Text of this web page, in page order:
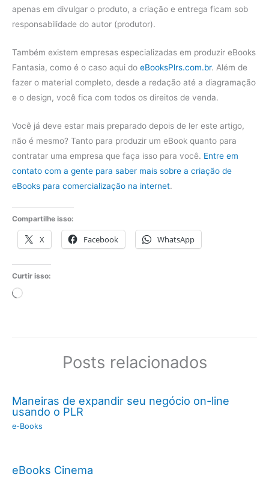
apenas em divulgar o produto, a criação e entrega ficam sob
responsabilidade do autor (produtor).
Também existem empresas especializadas em produzir eBooks
Fantasia, como é o caso aqui do eBooksPlrs.com.br. Além de
fazer o material completo, desde a redação até a diagramação
e o design, você fica com todos os direitos de venda.
Você já deve estar mais preparado depois de ler este artigo,
não é mesmo? Tanto para produzir um eBook quanto para
contratar uma empresa que faça isso para você. Entre em
contato com a gente para saber mais sobre a criação de
eBooks para comercialização na internet.
Compartilhe isso:
X Facebook WhatsApp
Curtir isso:
Carregando...
Posts relacionados
Maneiras de expandir seu negócio on-line
usando o PLR
e-Books
eBooks Cinema